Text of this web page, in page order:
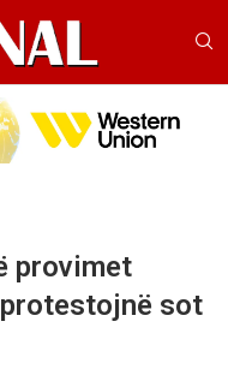
provimet
sot